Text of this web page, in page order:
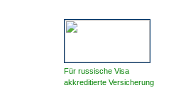
Für russische Visa
akkreditierte Versicherung